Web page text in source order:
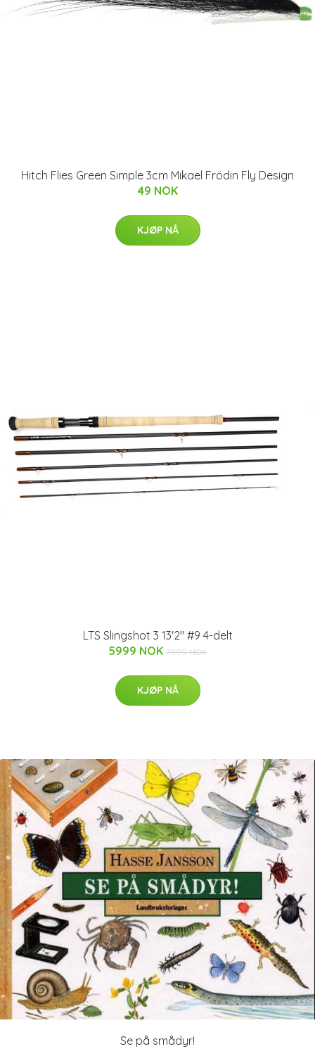
Hitch Flies Green Simple 3cm Mikael Frödin Fly Design
49 NOK
KJØP NÅ
LTS Slingshot 3 13'2" #9 4-delt
5999 NOK 7999 NOK
KJØP NÅ
Se på smådyr!